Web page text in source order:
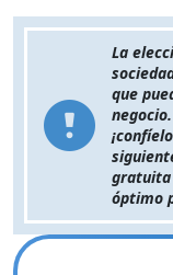
La
que
gratuita
óptimo